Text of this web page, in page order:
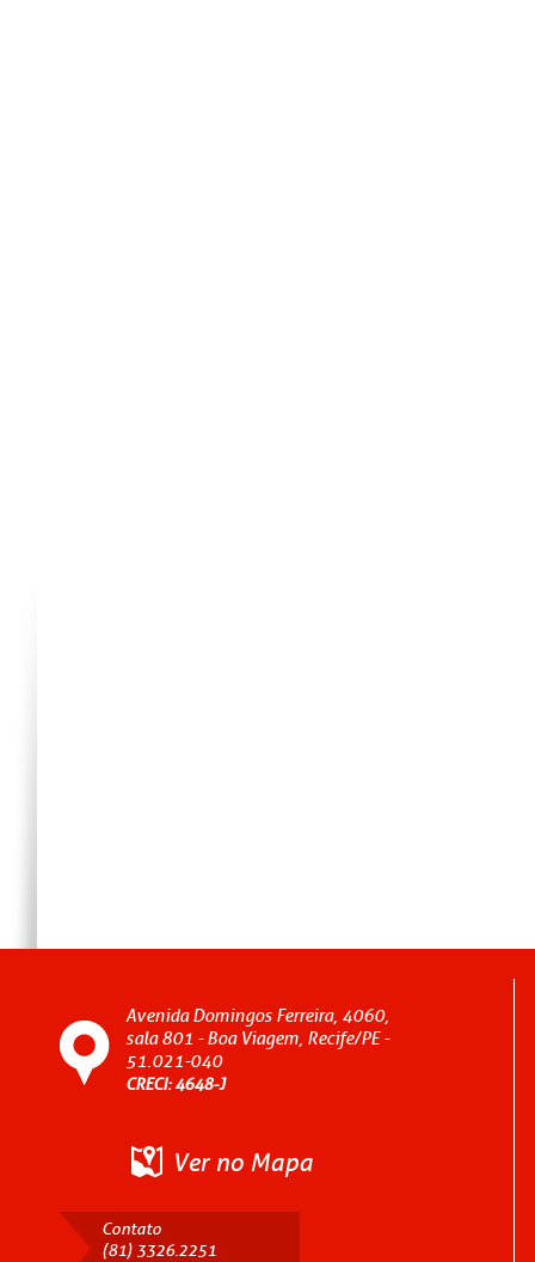
Avenida Domingos Ferreira, 4060,
sala 801 - Boa Viagem, Recife/PE -
51.021-040
CRECI: 4648-J
Ver no Mapa
Contato
(81) 3326.2251